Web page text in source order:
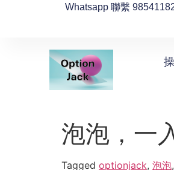
Whatsapp 聯繫
泡泡，一
Tagged optionjack, 泡泡,